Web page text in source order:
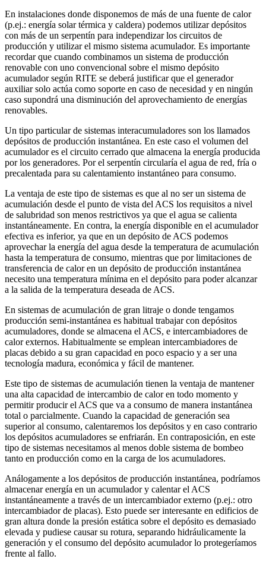
En instalaciones donde disponemos de más de una fuente de calor
(p.ej.: energía solar térmica y caldera) podemos utilizar depósitos
con más de un serpentín para independizar los circuitos de
producción y utilizar el mismo sistema acumulador. Es importante
recordar que cuando combinamos un sistema de producción
renovable con uno convencional sobre el mismo depósito
acumulador según RITE se deberá justificar que el generador
auxiliar solo actúa como soporte en caso de necesidad y en ningún
caso supondrá una disminución del aprovechamiento de energías
renovables.
Un tipo particular de sistemas interacumuladores son los llamados
depósitos de producción instantánea. En este caso el volumen del
acumulador es el circuito cerrado que almacena la energía producida
por los generadores. Por el serpentín circularía el agua de red, fría o
precalentada para su calentamiento instantáneo para consumo.
La ventaja de este tipo de sistemas es que al no ser un sistema de
acumulación desde el punto de vista del ACS los requisitos a nivel
de salubridad son menos restrictivos ya que el agua se calienta
instantáneamente. En contra, la energía disponible en el acumulador
efectiva es inferior, ya que en un depósito de ACS podemos
aprovechar la energía del agua desde la temperatura de acumulación
hasta la temperatura de consumo, mientras que por limitaciones de
transferencia de calor en un depósito de producción instantánea
necesito una temperatura mínima en el depósito para poder alcanzar
a la salida de la temperatura deseada de ACS.
En sistemas de acumulación de gran litraje o donde tengamos
producción semi-instantánea es habitual trabajar con depósitos
acumuladores, donde se almacena el ACS, e intercambiadores de
calor externos. Habitualmente se emplean intercambiadores de
placas debido a su gran capacidad en poco espacio y a ser una
tecnología madura, económica y fácil de mantener.
Este tipo de sistemas de acumulación tienen la ventaja de mantener
una alta capacidad de intercambio de calor en todo momento y
permitir producir el ACS que va a consumo de manera instantánea
total o parcialmente. Cuando la capacidad de generación sea
superior al consumo, calentaremos los depósitos y en caso contrario
los depósitos acumuladores se enfriarán. En contraposición, en este
tipo de sistemas necesitamos al menos doble sistema de bombeo
tanto en producción como en la carga de los acumuladores.
Análogamente a los depósitos de producción instantánea, podríamos
almacenar energía en un acumulador y calentar el ACS
instantáneamente a través de un intercambiador externo (p.ej.: otro
intercambiador de placas). Esto puede ser interesante en edificios de
gran altura donde la presión estática sobre el depósito es demasiado
elevada y pudiese causar su rotura, separando hidráulicamente la
generación y el consumo del depósito acumulador lo protegeríamos
frente al fallo.